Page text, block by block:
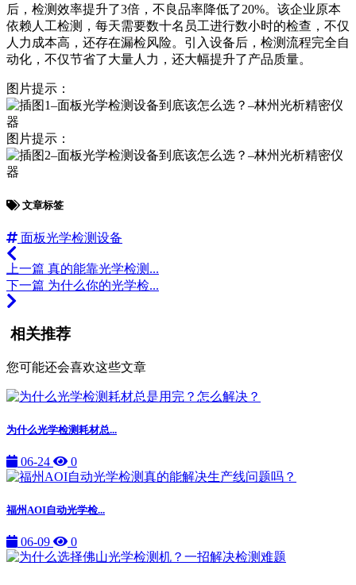
后，检测效率提升了3倍，不良品率降低了20%。该企业原本
依赖人工检测，每天需要数十名员工进行数小时的检查，不仅
人力成本高，还存在漏检风险。引入设备后，检测流程完全自
动化，不仅节省了大量人力，还大幅提升了产品质量。
图片提示：
图片提示：
文章标签
面板光学检测设备
上一篇 真的能靠光学检测...
下一篇 为什么你的光学检...
相关推荐
您可能还会喜欢这些文章
为什么光学检测耗材总...
06-24 0
福州AOI自动光学检...
06-09 0